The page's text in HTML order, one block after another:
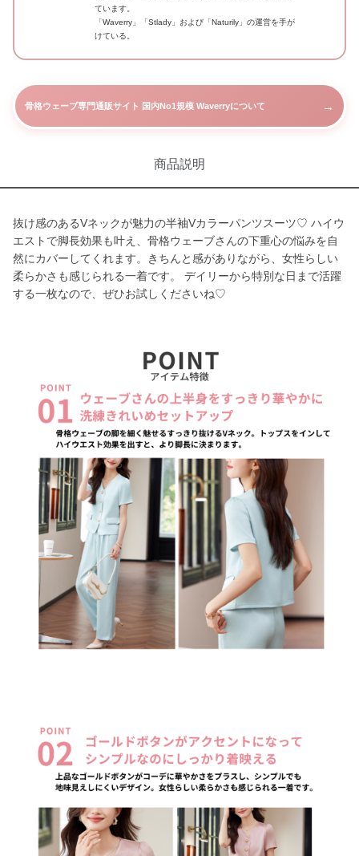
ています。
「Waverry」「Stlady」および「Naturily」の運営を手が
けている。
骨格ウェーブ専門通販サイト 国内No1規模 Waverryについて →
商品説明
抜け感のあるVネックが魅力の半袖Vカラーパンツスーツ♡ ハイウ
エストで脚長効果も叶え、骨格ウェーブさんの下重心の悩みを自
然にカバーしてくれます。きちんと感がありながら、女性らしい
柔らかさも感じられる一着です。 デイリーから特別な日まで活躍
する一枚なので、ぜひお試しくださいね♡